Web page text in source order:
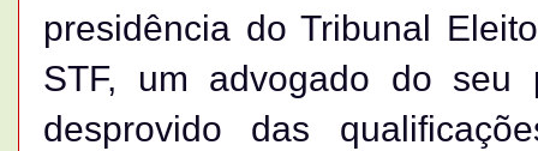
presidência do Tribunal
STF, um advogado do seu
desprovido das